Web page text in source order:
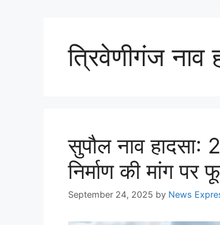
त्रिवेणीगंज नाव
सुपौल नाव हादसा:
निर्माण की मांग पर
September 24, 2025 by News